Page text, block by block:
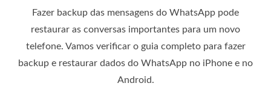
Fazer backup das mensagens do WhatsApp pode
restaurar as conversas importantes para um novo
telefone. Vamos verificar o guia completo para fazer
backup e restaurar dados do WhatsApp no ​​iPhone e no
Android.